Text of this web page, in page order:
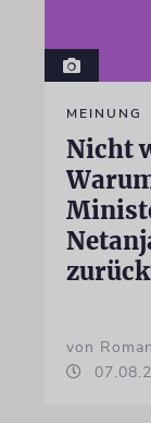
MEINUNG
Nicht
von